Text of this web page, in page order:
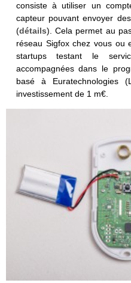
consiste à utiliser un
capteur pouvant envoyer
(détails). Cela permet au
réseau Sigfox chez vous ou
startups testant le
accompagnées dans le
basé à Euratechnologies
investissement de 1 m€.